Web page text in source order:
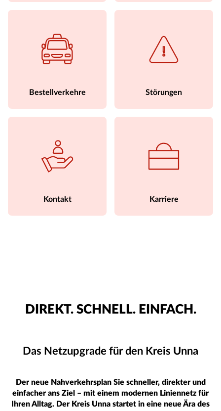
Bestellverkehre Störungen
Kontakt Karriere
DIREKT. SCHNELL. EINFACH.
Das Netzupgrade für den Kreis Unna
Der neue Nahverkehrsplan Sie schneller, direkter und
einfacher ans Ziel – mit einem modernen Liniennetz für
Ihren Alltag. Der Kreis Unna startet in eine neue Ära des